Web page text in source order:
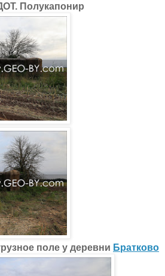
Полукапонир
поле у деревни Братково